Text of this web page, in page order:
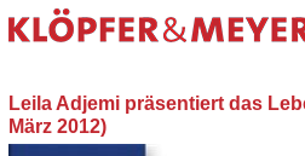
Leila Adjemi präsentiert das
März 2012)